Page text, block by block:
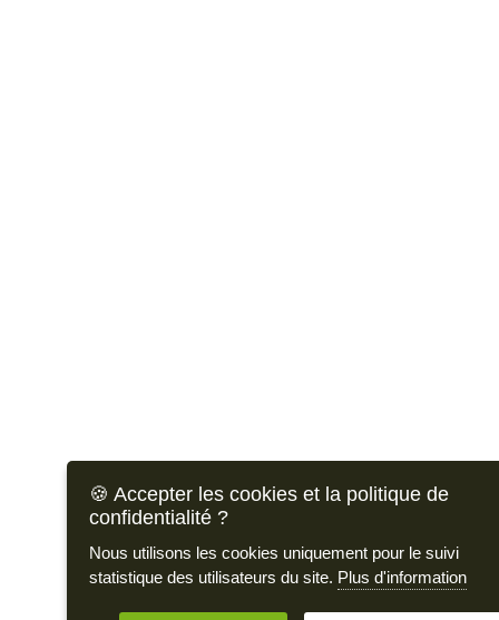
🍪 Accepter les cookies et la politique de
confidentialité ?
Nous utilisons les cookies uniquement pour le suivi
statistique des utilisateurs du site. Plus d'information